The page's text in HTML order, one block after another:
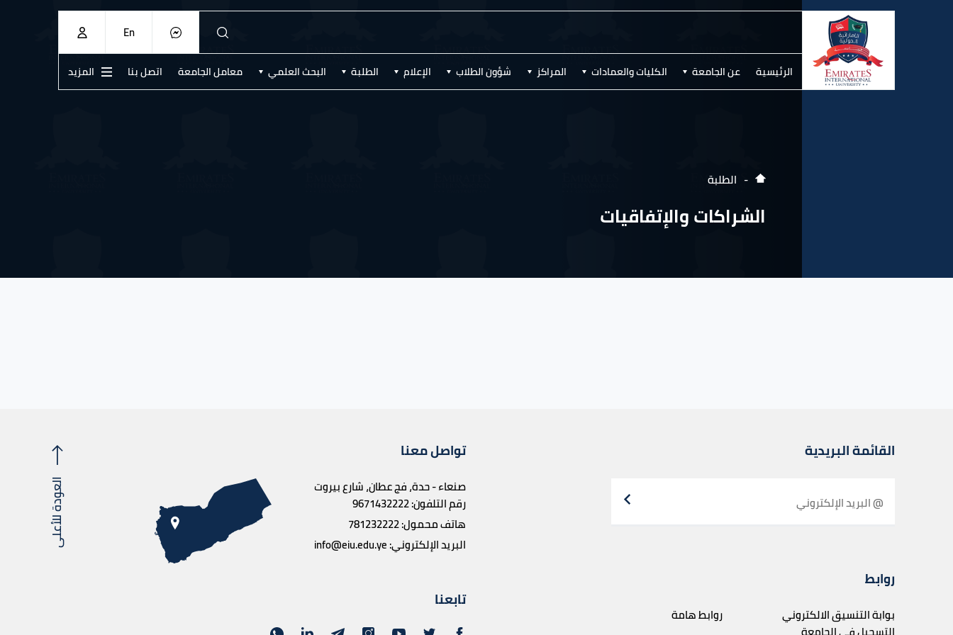
En
الرئيسية عن الجامعة الكليات والعمادات المراكز شؤون الطلاب الإعلام الطلبة البحث العلمي معامل الجامعة اتصل بنا المزيد
الطلبة
الشراكات والإتفاقيات
العودة للأعلى
القائمة البريدية
روابط
بوابة التنسيق الالكتروني
روابط هامة
تواصل معنا
صنعاء - حدة، فج عطان، شارع بيروت
رقم التلفون:9671432222
هاتف محمول:781232222
البريد الإلكتروني:info@eiu.edu.ye
تابعنا